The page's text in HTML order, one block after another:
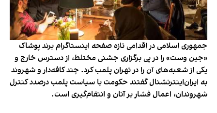
جمهوری اسلامی در اقدامی تازه صفحه اینستاگرام برند پوشاک
«جین وست» را در پی برگزاری جشنی مختلط، از دسترس خارج و
یکی از شعبه‌های آن را در تهران پلمب کرد. چند کافه‌‌دار و شهروند
به ایران‌اینترنشنال گفتند حکومت با سیاست پلمب درصدد کنترل
شهروندان، اعمال فشار بر آنان و انتقام‌گیری است.